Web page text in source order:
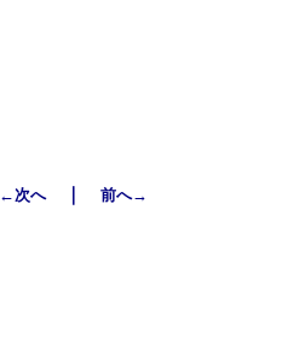
←次へ｜ 前へ→